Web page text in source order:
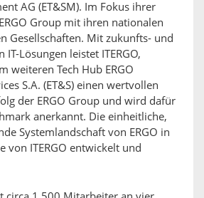
AG (ET&SM). Im Fokus ihrer
Group mit ihren nationalen
Gesellschaften. Mit zukunfts- und
Lösungen leistet ITERGO,
weiteren Tech Hub ERGO
S.A. (ET&S) einen wertvollen
der ERGO Group und wird dafür
anerkannt. Die einheitliche,
Systemlandschaft von ERGO in
von ITERGO entwickelt und